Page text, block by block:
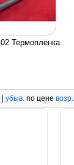
Термоплёнка
| убыв. по цене возр.